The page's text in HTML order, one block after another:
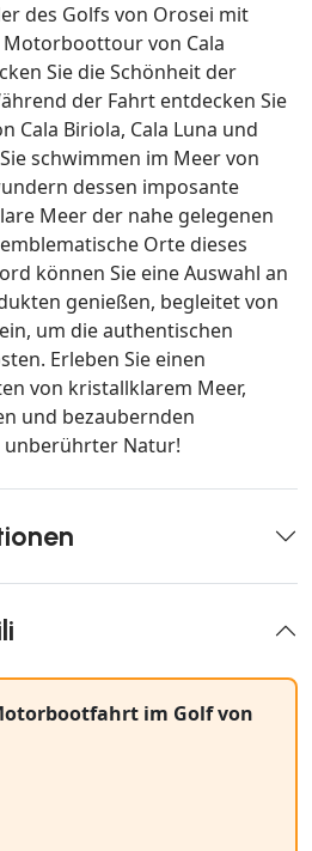
des Golfs von Orosei mit
von Cala
Sie die Schönheit der
der Fahrt entdecken Sie
Cala Biriola, Cala Luna und
schwimmen im Meer von
dessen imposante
Meer der nahe gelegenen
Orte dieses
können Sie eine Auswahl an
genießen, begleitet von
um die authentischen
Erleben Sie einen
von kristallklarem Meer,
und bezaubernden
unberührter Natur!
im Golf von